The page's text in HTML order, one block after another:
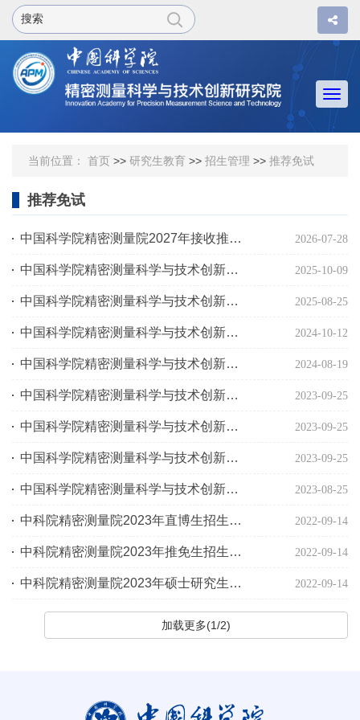
当前位置： 首页 >> 研究生教育 >> 招生管理 >> 推荐免试
推荐免试
中国科学院精密测量院2027年接收推荐免试研究生（含直博生）公告 2026-07-28
中国科学院精密测量科学与技术创新研究院2026年推荐免试研究生招生专业目录 2025-10-09
中国科学院精密测量科学与技术创新研究院接收2026年推荐免试生公告 2025-08-25
中国科学院精密测量科学与技术创新研究院2025年推免生招生目录 2024-10-12
中国科学院精密测量科学与技术创新研究院接收2025年推荐免试生公告 2024-08-19
中国科学院精密测量科学与技术创新研究院2024年推免生招生目录 2023-09-25
中国科学院精密测量科学与技术创新研究院2024年直博生招生目录 2023-09-25
中国科学院精密测量科学与技术创新研究院2024年直博生招生目录 2023-09-25
中国科学院精密测量科学与技术创新研究院接收2024年推荐免试生公告 2023-08-25
中科院精密测量院2023年直博生招生专业目录 2022-09-14
中科院精密测量院2023年推免生招生专业目录 2022-09-14
中科院精密测量院2023年硕士研究生招生简章 2022-09-14
加载更多(1/2)